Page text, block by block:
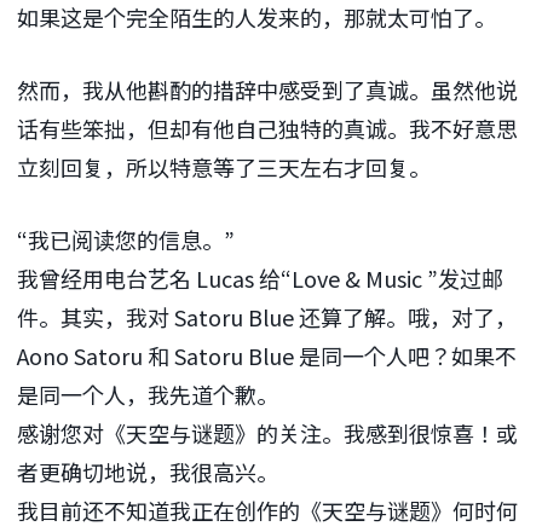
如果这是个完全陌生的人发来的，那就太可怕了。
然而，我从他斟酌的措辞中感受到了真诚。虽然他说
话有些笨拙，但却有他自己独特的真诚。我不好意思
立刻回复，所以特意等了三天左右才回复。
“我已阅读您的信息。”
我曾经用电台艺名 Lucas 给“Love & Music”发过邮
件。其实，我对 Satoru Blue 还算了解。哦，对了，
Aono Satoru 和 Satoru Blue 是同一个人吧？如果不
是同一个人，我先道个歉。
感谢您对《天空与谜题》的关注。我感到很惊喜！或
者更确切地说，我很高兴。
我目前还不知道我正在创作的《天空与谜题》何时何